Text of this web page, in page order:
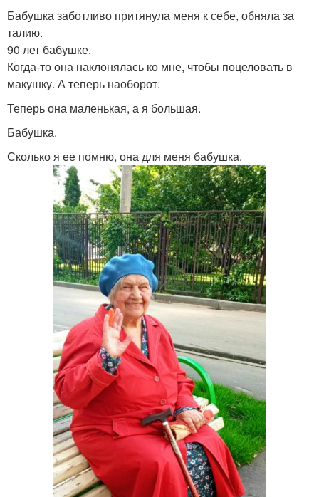
Бабушка заботливо притянула меня к себе, обняла за
талию.
90 лет бабушке.
Когда-то она наклонялась ко мне, чтобы поцеловать в
макушку. А теперь наоборот.
Теперь она маленькая, а я большая.
Бабушка.
Сколько я ее помню, она для меня бабушка.